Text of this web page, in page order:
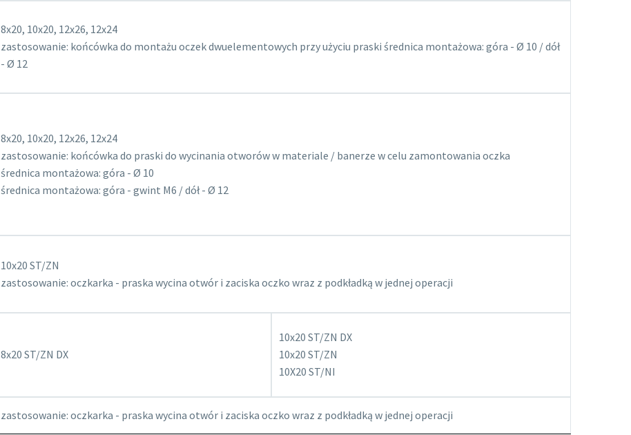
8x20, 10x20, 12x26, 12x24
zastosowanie: końcówka do montażu oczek dwuelementowych przy użyciu praski średnica montażowa: góra - Ø 10 / dół
- Ø 12
8x20, 10x20, 12x26, 12x24
zastosowanie: końcówka do praski do wycinania otworów w materiale / banerze w celu zamontowania oczka
średnica montażowa: góra - Ø 10
średnica montażowa: góra - gwint M6 / dół - Ø 12
10x20 ST/ZN
zastosowanie: oczkarka - praska wycina otwór i zaciska oczko wraz z podkładką w jednej operacji
8x20 ST/ZN DX
10x20 ST/ZN DX
10x20 ST/ZN
10X20 ST/NI
zastosowanie: oczkarka - praska wycina otwór i zaciska oczko wraz z podkładką w jednej operacji